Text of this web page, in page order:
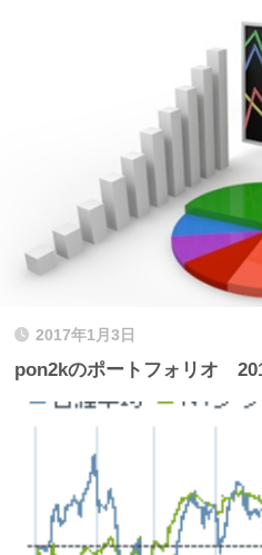
2017年1月3日
pon2kのポートフォリオ